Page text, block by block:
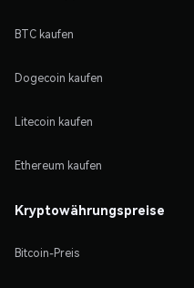
BTC kaufen
Dogecoin kaufen
Litecoin kaufen
Ethereum kaufen
Kryptowährungspreise
Bitcoin-Preis